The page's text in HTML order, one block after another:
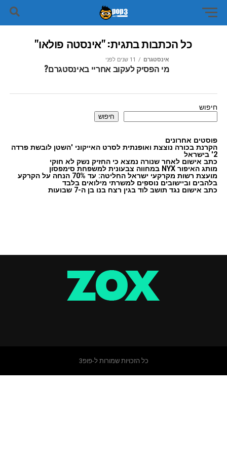
כל הכתבות בתגית: "אינסטה פולאו"
אינסטגרם 11 שנים לפני
מי הפסיק לעקוב אחריי באינסטגרם?
חיפוש
חיפוש
פוסטים אחרונים
הקרנת בכורה נוצצת ואופנתית לסרט האייקוני 'השטן לובשת פרדה
2' בישראל
כתב אישום לאחר שנורה נמצא כי החזיק נשק לא חוקי
מותג האיפור NYX במחווה צבעונית למשפחת סימפסון
מועצת רשות מקרקעי ישראל החליטה: עד 70% הנחה על הקרקע
בלהבים וביישובים נוספים למשרתי מילואים בלבד
כתב אישום נגד תושב לוד בגין רצח בנו בן ה-7 שבועות
כל הזכויות שמורות ל-פופ3